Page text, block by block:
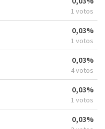
1 votos
0,03%
1 votos
0,03%
4 votos
0,03%
1 votos
0,03%